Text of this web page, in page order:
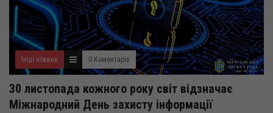
Інші новини 0 Коментарів
30 листопада кожного року світ відзначає
Міжнародний День захисту інформації